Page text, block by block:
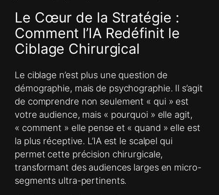
Le Cœur de la Stratégie :
Comment l’IA Redéfinit le
Ciblage Chirurgical
Le ciblage n’est plus une question de
démographie, mais de psychographie. Il s’agit
de comprendre non seulement « qui » est
votre audience, mais « pourquoi » elle agit,
« comment » elle pense et « quand » elle est
la plus réceptive. L’IA est le scalpel qui
permet cette précision chirurgicale,
transformant des audiences larges en micro-
segments ultra-pertinents.